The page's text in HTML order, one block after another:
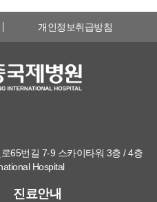
개인정보취급방침
65번길 7-9 스카이타워 3층 / 4층
Hospital
진료안내